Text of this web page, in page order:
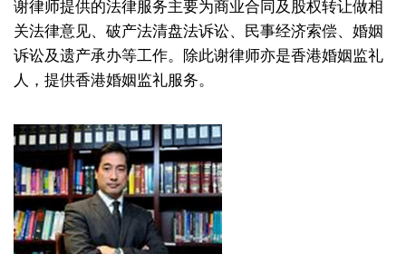
联络我们
谢律师提供的法律服务主要为商业合同及股权转让做相
关法律意见、破产法清盘法诉讼、民事经济索偿、婚姻
诉讼及遗产承办等工作。除此谢律师亦是香港婚姻监礼
人，提供香港婚姻监礼服务。